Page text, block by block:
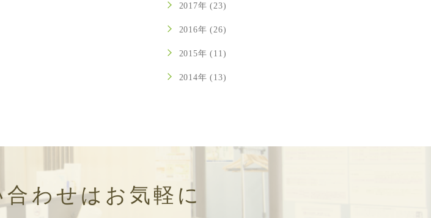
2017年 (23)
2016年 (26)
2015年 (11)
2014年 (13)
わせはお気軽に